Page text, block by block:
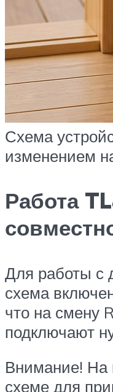
Схема
изменением
Работа
Для работы с
схема
что на смену
подключают
Внимание! На
схеме для